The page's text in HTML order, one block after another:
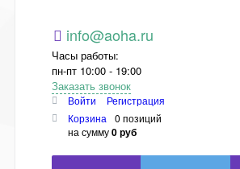
info@aoha.ru
Часы работы:
пн-пт 10:00 - 19:00
Заказать звонок
Войти
Регистрация
Корзина
0 позиций
на сумму0 руб